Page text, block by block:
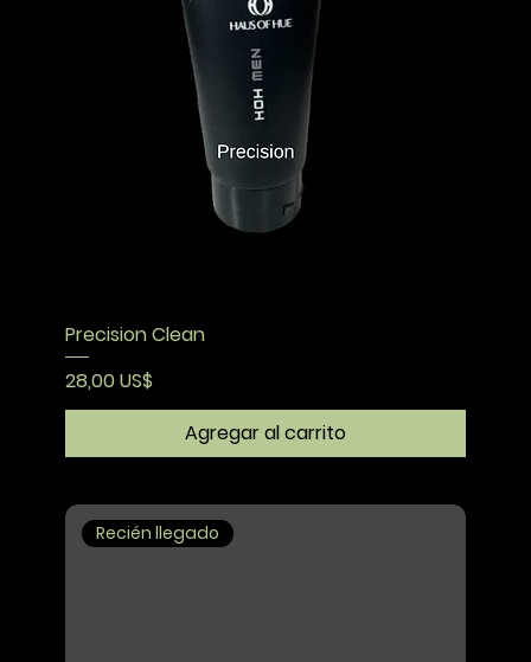
Precision Clean
Precio
28,00 US$
Agregar al carrito
Recién llegado